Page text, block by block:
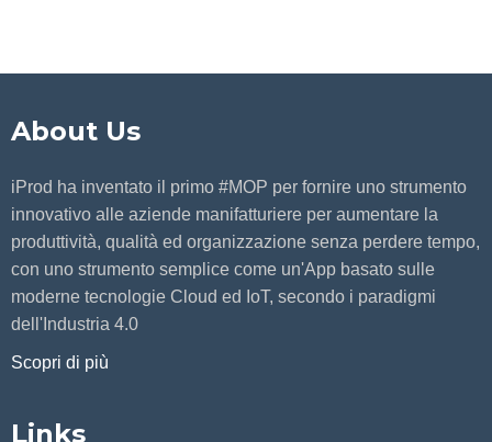
About Us
iProd ha inventato il primo #MOP per fornire uno strumento
innovativo alle aziende manifatturiere per aumentare la
produttività, qualità ed organizzazione senza perdere tempo,
con uno strumento semplice come un'App basato sulle
moderne tecnologie Cloud ed IoT, secondo i paradigmi
dell'Industria 4.0
Scopri di più
Links